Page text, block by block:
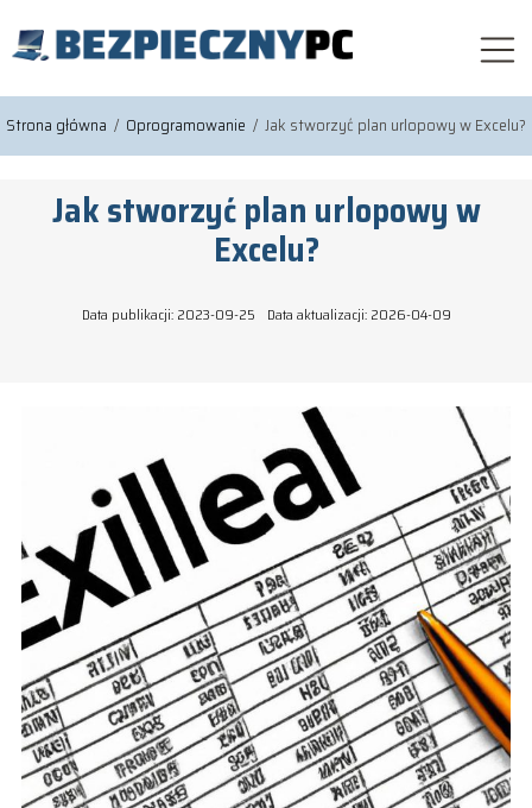
Strona główna / Oprogramowanie / Jak stworzyć plan urlopowy w Excelu?
Jak stworzyć plan urlopowy w
Excelu?
Data publikacji: 2023-09-25 Data aktualizacji: 2026-04-09